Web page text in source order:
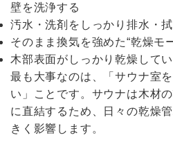
壁を洗浄する
汚水・洗剤をしっかり排水・
そのまま換気を強めた“乾燥モ
木部表面がしっかり乾燥して
最も大事なのは、「サウナ室
い」ことです。サウナは木材
に直結するため、日々の乾燥
きく影響します。